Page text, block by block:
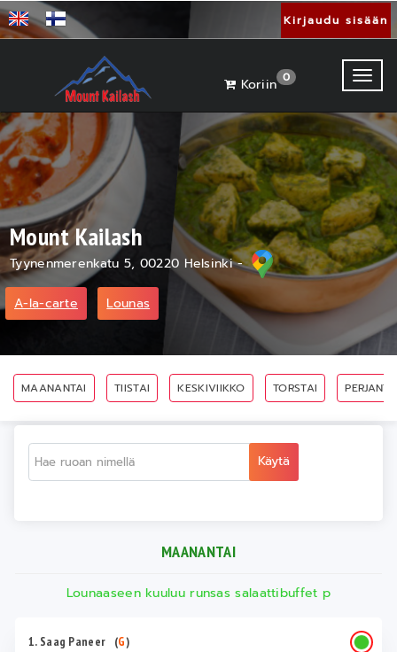
Kirjaudu sisään
Koriin0
Mount Kailash
Tyynenmerenkatu 5, 00220 Helsinki -
A-la-carte Lounas
MAANANTAI TIISTAI KESKIVIIKKO TORSTAI
Käytä
MAANANTAI
Lounaaseen kuuluu runsas salaattibuffet p
1. Saag Paneer (G)